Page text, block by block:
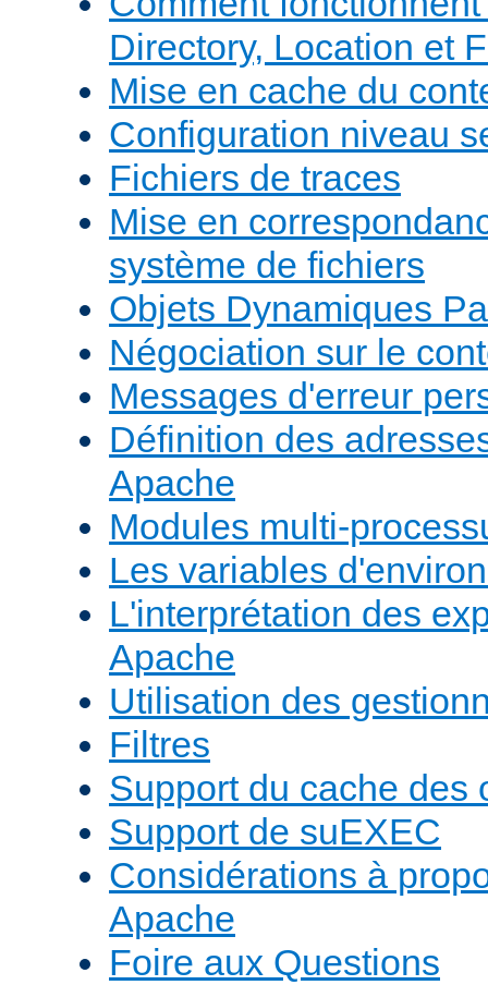
Directory, Location et
Mise en cache du
Configuration niveau
Fichiers de traces
Mise en
système de fichiers
Objets Dynamiques
Négociation sur le
Messages d'erreur
Définition des
Apache
Modules multi-
Les variables
L'interprétation des
Apache
Utilisation des
Filtres
Support du cache des
Support de suEXEC
Considérations à
Apache
Foire aux Questions